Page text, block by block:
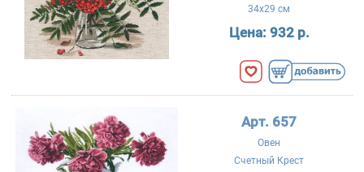
34x29 см
Цена: 932 р.
Арт. 657
Овен
Счетный Крест